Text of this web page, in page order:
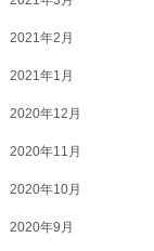
2021年2月
2021年1月
2020年12月
2020年11月
2020年10月
2020年9月